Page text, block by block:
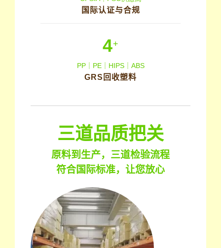
国际认证与合规
4+
PP｜PE｜HIPS｜ABS
GRS回收塑料
三道品质把关
原料到生产，三道检验流程
符合国际标准，让您放心